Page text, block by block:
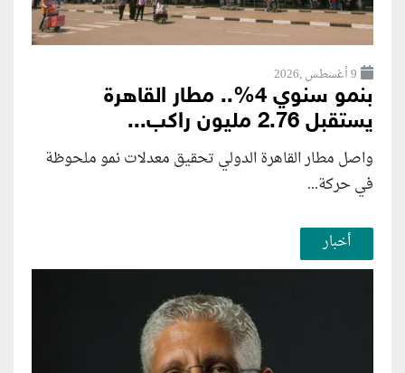
9 أغسطس ,2026
بنمو سنوي 4%.. مطار القاهرة
يستقبل 2.76 مليون راكب...
واصل مطار القاهرة الدولي تحقيق معدلات نمو ملحوظة
في حركة...
أخبار